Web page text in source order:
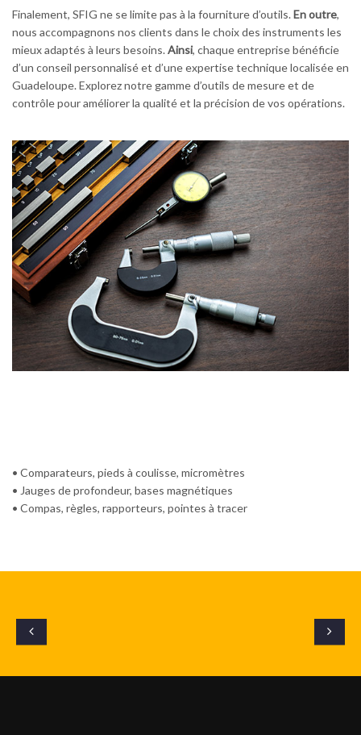
Finalement, SFIG ne se limite pas à la fourniture d’outils.En outre,
nous accompagnons nos clients dans le choix des instruments les
mieux adaptés à leurs besoins.Ainsi, chaque entreprise bénéficie
d’un conseil personnalisé et d’une expertise technique localisée en
Guadeloupe. Explorez notre gamme d’outils de mesure et de
contrôle pour améliorer la qualité et la précision de vos opérations.
• Comparateurs, pieds à coulisse, micromètres
• Jauges de profondeur, bases magnétiques
• Compas, règles, rapporteurs, pointes à tracer